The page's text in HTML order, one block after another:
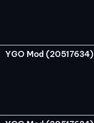
YGO Mod (20517634)